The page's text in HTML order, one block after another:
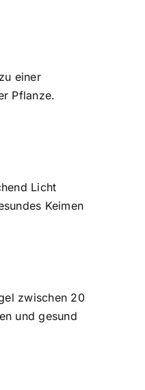
einer
Pflanze.
Licht
Keimen
zwischen 20
und gesund